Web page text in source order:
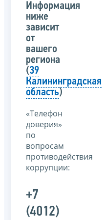
Информация
ниже
зависит
от
вашего
региона
(39
Калининградская
область)
«Телефон
доверия»
по
вопросам
противодействия
коррупции:
+7
(4012)